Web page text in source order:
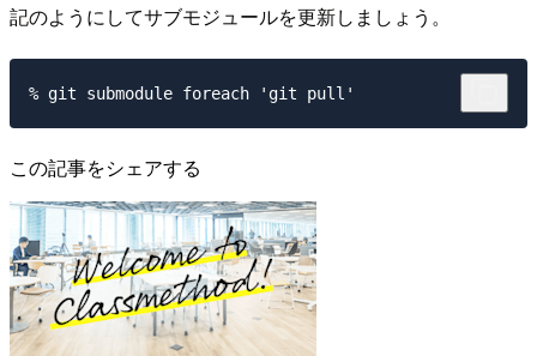
記のようにしてサブモジュールを更新しましょう。
この記事をシェアする